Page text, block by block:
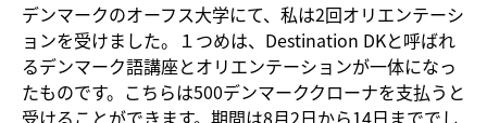
デンマークのオーフス大学にて、私は2回オリエンテーシ
ョンを受けました。１つめは、Destination DKと呼ばれ
るデンマーク語講座とオリエンテーションが一体になっ
たものです。こちらは500デンマーククローナを支払うと